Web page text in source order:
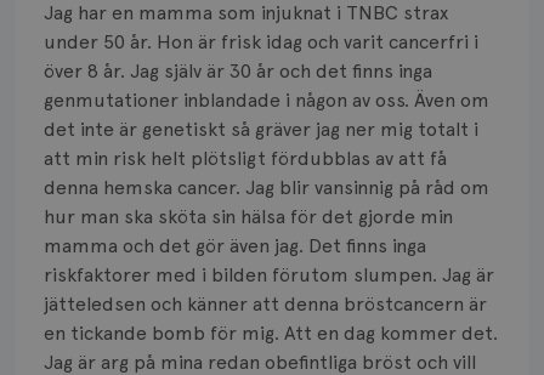
Jag har en mamma som injuknat i TNBC strax
under 50 år. Hon är frisk idag och varit cancerfri i
över 8 år. Jag själv är 30 år och det finns inga
genmutationer inblandade i någon av oss. Även om
det inte är genetiskt så gräver jag ner mig totalt i
att min risk helt plötsligt fördubblas av att få
denna hemska cancer. Jag blir vansinnig på råd om
hur man ska sköta sin hälsa för det gjorde min
mamma och det gör även jag. Det finns inga
riskfaktorer med i bilden förutom slumpen. Jag är
jätteledsen och känner att denna bröstcancern är
en tickande bomb för mig. Att en dag kommer det.
Jag är arg på mina redan obefintliga bröst och vill
Bröstvårta
Knöl
Läkemedel
Typ av bröstcancer
Smärta
Prognos
Risker